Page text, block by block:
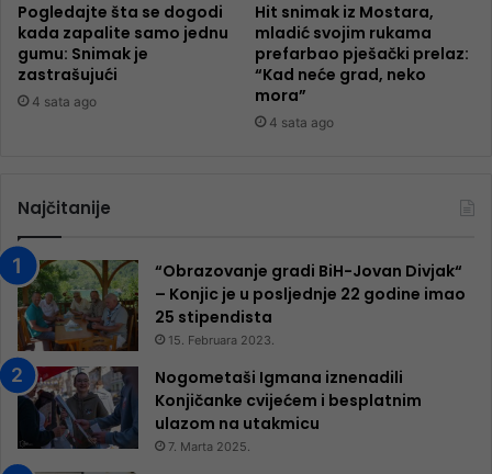
Pogledajte šta se dogodi
kada zapalite samo jednu
gumu: Snimak je
zastrašujući
4 sata ago
Hit snimak iz Mostara,
mladić svojim rukama
prefarbao pješački prelaz:
“Kad neće grad, neko
mora”
4 sata ago
Najčitanije
“Obrazovanje gradi BiH-Jovan Divjak“
– Konjic je u posljednje 22 godine imao
25 ​​stipendista
15. Februara 2023.
Nogometaši Igmana iznenadili
Konjičanke cvijećem i besplatnim
ulazom na utakmicu
7. Marta 2025.